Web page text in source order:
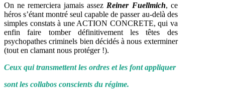
On ne remerciera jamais assez Reiner Fuellmich, ce
héros s’étant montré seul capable de passer au-delà des
simples constats à une ACTION CONCRETE, qui va
enfin faire tomber définitivement les têtes des
psychopathes criminels bien décidés à nous exterminer
(tout en clamant nous protéger !).
Ceux qui transmettent les ordres et les font appliquer
sont les collabos conscients du régime.